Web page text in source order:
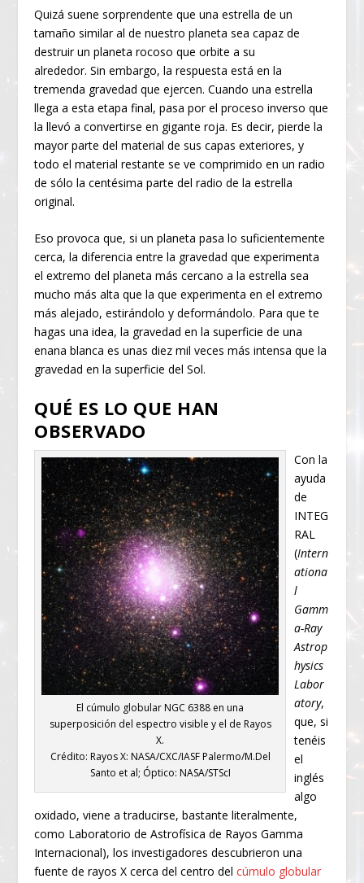
Quizá suene sorprendente que una estrella de un
tamaño similar al de nuestro planeta sea capaz de
destruir un planeta rocoso que orbite a su
alrededor. Sin embargo, la respuesta está en la
tremenda gravedad que ejercen. Cuando una estrella
llega a esta etapa final, pasa por el proceso inverso que
la llevó a convertirse en gigante roja. Es decir, pierde la
mayor parte del material de sus capas exteriores, y
todo el material restante se ve comprimido en un radio
de sólo la centésima parte del radio de la estrella
original.
Eso provoca que, si un planeta pasa lo suficientemente
cerca, la diferencia entre la gravedad que experimenta
el extremo del planeta más cercano a la estrella sea
mucho más alta que la que experimenta en el extremo
más alejado, estirándolo y deformándolo. Para que te
hagas una idea, la gravedad en la superficie de una
enana blanca es unas diez mil veces más intensa que la
gravedad en la superficie del Sol.
QUÉ ES LO QUE HAN
OBSERVADO
El cúmulo globular NGC 6388 en una
superposición del espectro visible y el de Rayos
X.
Crédito: Rayos X: NASA/CXC/IASF Palermo/M.Del
Santo et al; Óptico: NASA/STScI
Con la
ayuda
de
INTEG
RAL
(Intern
ationa
l
Gamm
a-Ray
Astrop
hysics
Labor
atory,
que, si
tenéis
el
inglés
algo
oxidado, viene a traducirse, bastante literalmente,
como Laboratorio de Astrofísica de Rayos Gamma
Internacional), los investigadores descubrieron una
fuente de rayos X cerca del centro delcúmulo globular